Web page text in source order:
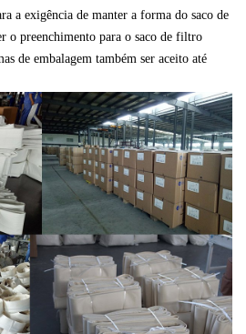
a exigência de manter a forma do saco de
o preenchimento para o saco de filtro
de embalagem também ser aceito até